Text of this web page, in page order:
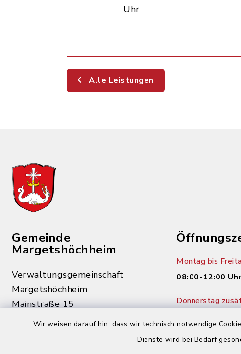
Wir weisen darauf hin, dass wir technisch notwendige
Dienste wird bei Bedarf
Uhr
Alle Leistungen
Gemeinde
Margetshöchheim
Verwaltungsgemeinschaft
Margetshöchheim
Mainstraße 15
97276 Margetshöchheim
Montag bis
08:00-12:00 Uhr
Donnerstag